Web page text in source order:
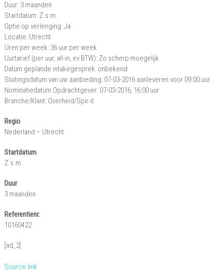
Duur: 3 maanden
Startdatum: Z.s.m.
Optie op verlenging: Ja
Locatie: Utrecht
Uren per week: 36 uur per week
Uurtarief (per uur, all-in, ex BTW): Zo scherp moegelijk
Datum geplande intakegesprek: onbekend
Sluitingsdatum van uw aanbieding: 07-03-2016 aanleveren voor 09:00 uur.
Nominatiedatum Opdrachtgever: 07-03-2016, 16:00 uur
Branche/Klant: Overheid/Spir-it
Regio
Nederland – Utrecht
Startdatum
Z.s.m.
Duur
3 maanden
Referentienr.
10160422
[ad_2]
Source link